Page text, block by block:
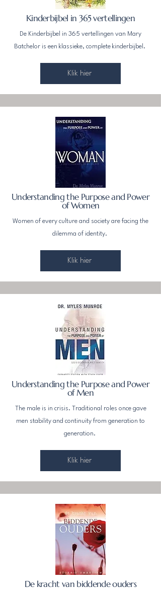
Kinderbijbel in 365 vertellingen
De Kinderbijbel in 365 vertellingen van Mary
Batchelor is een klassieke, complete kinderbijbel.
Klik hier
Understanding the Purpose and Power
of Women
Women of every culture and society are facing the
dilemma of identity.
Klik hier
Understanding the Purpose and Power
of Men
The male is in crisis. Traditional roles once gave
men stability and continuity from generation to
generation.
Klik hier
De kracht van biddende ouders